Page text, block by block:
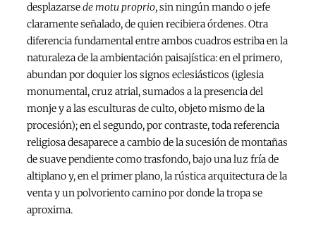
desplazarsede motu proprio, sin ningún mando o jefe
claramente señalado, de quien recibiera órdenes. Otra
diferencia fundamental entre ambos cuadros estriba en la
naturaleza de la ambientación paisajística: en el primero,
abundan por doquier los signos eclesiásticos (iglesia
monumental, cruz atrial, sumados a la presencia del
monje y a las esculturas de culto, objeto mismo de la
procesión); en el segundo, por contraste, toda referencia
religiosa desaparece a cambio de la sucesión de montañas
de suave pendiente como trasfondo, bajo una luz fría de
altiplano y, en el primer plano, la rústica arquitectura de la
venta y un polvoriento camino por donde la tropa se
aproxima.